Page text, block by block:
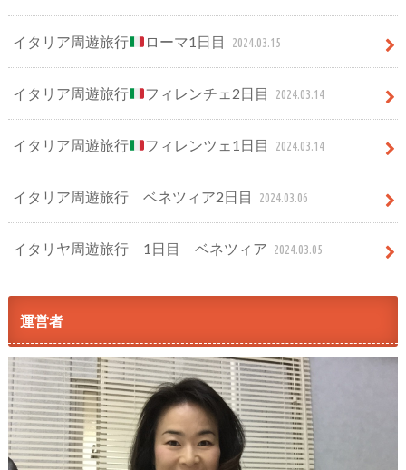
イタリア周遊旅行 ローマ1日目 2024.03.15
イタリア周遊旅行 フィレンチェ2日目 2024.03.14
イタリア周遊旅行 フィレンツェ1日目 2024.03.14
イタリア周遊旅行 ベネツィア2日目 2024.03.06
イタリヤ周遊旅行 1日目 ベネツィア 2024.03.05
運営者